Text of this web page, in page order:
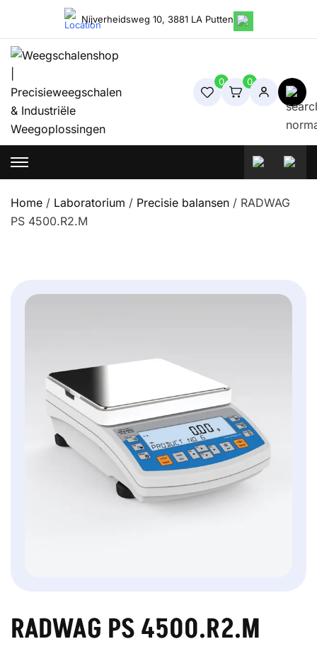
content
Nijverheidsweg 10, 3881 LA Putten
Weegschalenshop | Precisieweegschalen & Industriële
Weegoplossingen
0 0
Home / Laboratorium / Precisie balansen / RADWAG
PS 4500.R2.M
RADWAG PS 4500.R2.M